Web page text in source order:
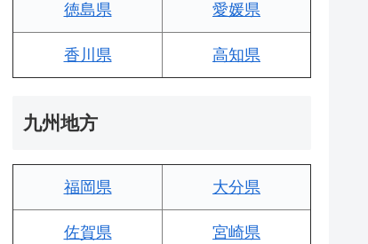
徳島県 愛媛県
香川県 高知県
九州地方
福岡県 大分県
佐賀県 宮崎県